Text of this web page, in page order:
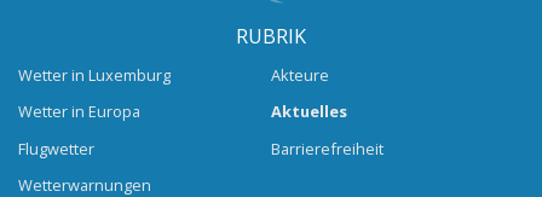
RUBRIK
Wetter in Luxemburg
Wetter in Europa
Flugwetter
Wetterwarnungen
Akteure
Aktuelles
Barrierefreiheit